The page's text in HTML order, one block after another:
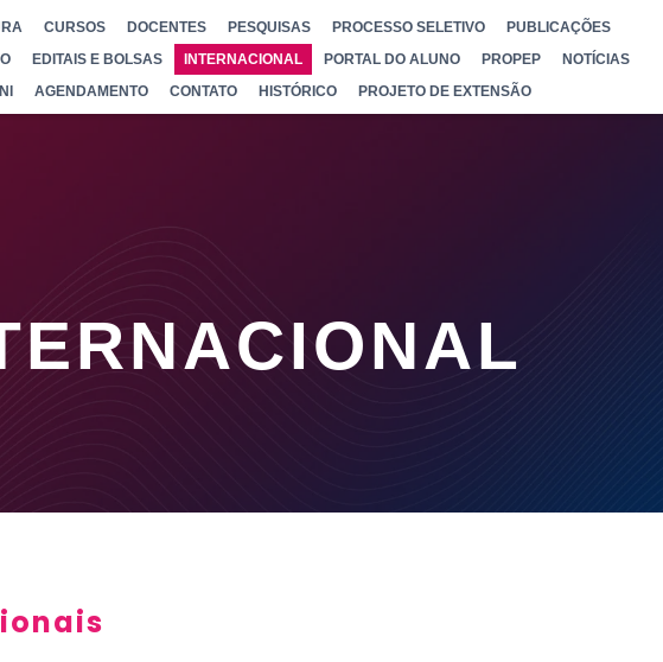
CURSOS DOCENTES PESQUISAS PROCESSO SELETIVO
PUBLICAÇÕES
EDITAIS E BOLSAS INTERNACIONAL PORTAL DO ALUNO PROPEP
NOTÍCIAS
AGENDAMENTO CONTATO HISTÓRICO PROJETO DE EXTENSÃO